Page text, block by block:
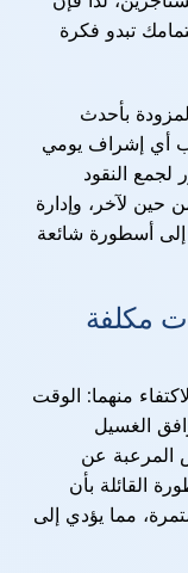
تبدو فكرة
بأحدث
أي إشراف يومي
النقود
حين لآخر، وإدارة
إلى أسطورة شائعة
مكلفة
منهما: الوقت
الغسيل
المرعبة عن
القائلة بأن
مما يؤدي إلى